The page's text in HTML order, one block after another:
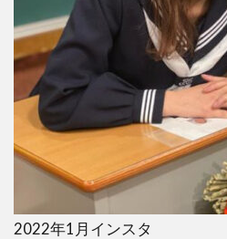
2022年1月インスタ